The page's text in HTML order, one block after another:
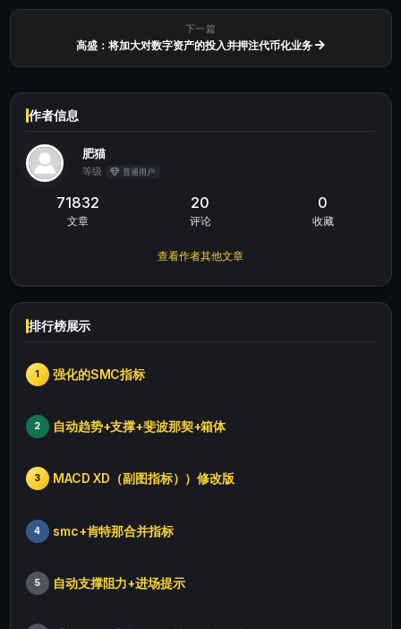
下一篇
高盛：将加大对数字资产的投入并押注代币化业务
作者信息
肥猫
等级 普通用户
71832
文章
20
评论
0
收藏
查看作者其他文章
排行榜展示
1 强化的SMC指标
2 自动趋势+支撑+斐波那契+箱体
3 MACD XD（副图指标））修改版
4 smc+肯特那合并指标
5 自动支撑阻力+进场提示